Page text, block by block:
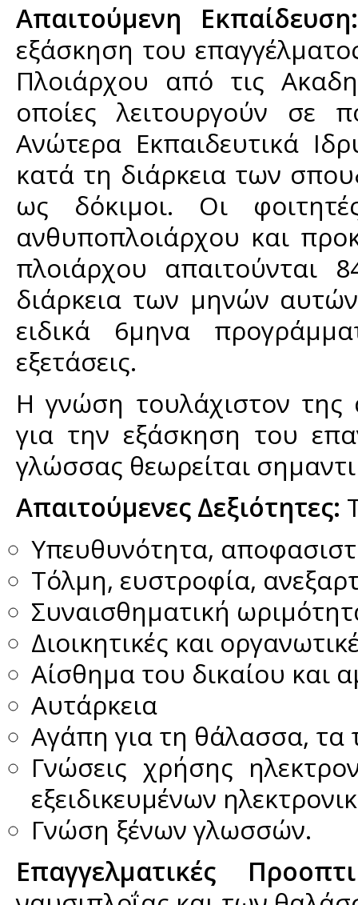
Απαιτούμενη
Εκπαίδευση:
εξάσκηση του
Πλοιάρχου από τις
οποίες λειτουργούν σε
Ανώτερα Εκπαιδευτικά
κατά τη διάρκεια των
ως δόκιμοι. Οι
ανθυποπλοιάρχου και
πλοιάρχου απαιτούνται
διάρκεια των μηνών
ειδικά 6μηνα
εξετάσεις.
Η γνώση τουλάχιστον της
για την εξάσκηση του
γλώσσας θεωρείται
Απαιτούμενες Δεξιότητες:
Υπευθυνότητα,
Τόλμη, ευστροφία,
Συναισθηματική
Διοικητικές και
Αίσθημα του δικαίου και
Αυτάρκεια
Αγάπη για τη θάλασσα, τα
Γνώσεις χρήσης
εξειδικευμένων
Γνώση ξένων γλωσσών.
Επαγγελματικές